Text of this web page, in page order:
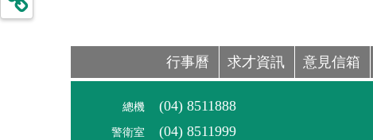
行事曆 求才資訊 意見信箱
總機 (04) 8511888
警衛室 (04) 8511999